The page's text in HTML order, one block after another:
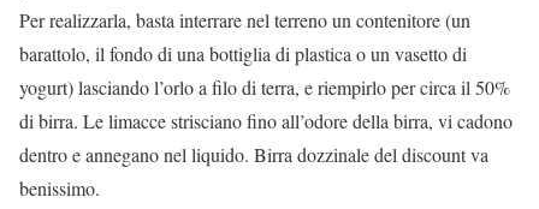
Per realizzarla, basta interrare nel terreno un contenitore (un
barattolo, il fondo di una bottiglia di plastica o un vasetto di
yogurt) lasciando l’orlo a filo di terra, e riempirlo per circa il 50%
di birra. Le limacce strisciano fino all’odore della birra, vi cadono
dentro e annegano nel liquido. Birra dozzinale del discount va
benissimo.